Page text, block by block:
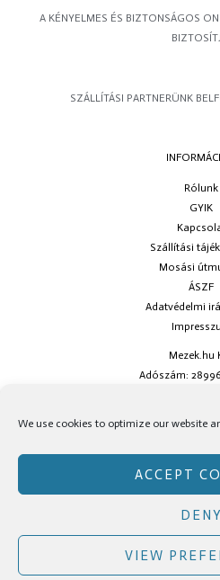
We use cookies to optimize our website
ACCEPT
DENY
VIEW
A KÉNYELMES ÉS BIZTONSÁGOS
SZÁLLÍTÁSI PARTNERÜNK
Rólunk
GYIK
Szállítási
Mosási
ÁSZF
Adatvédelmi
Mezek.hu
Adószám:
social
Copyright © Mezek.hu
Facebook